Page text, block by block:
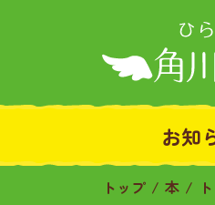
お知
トップ 本